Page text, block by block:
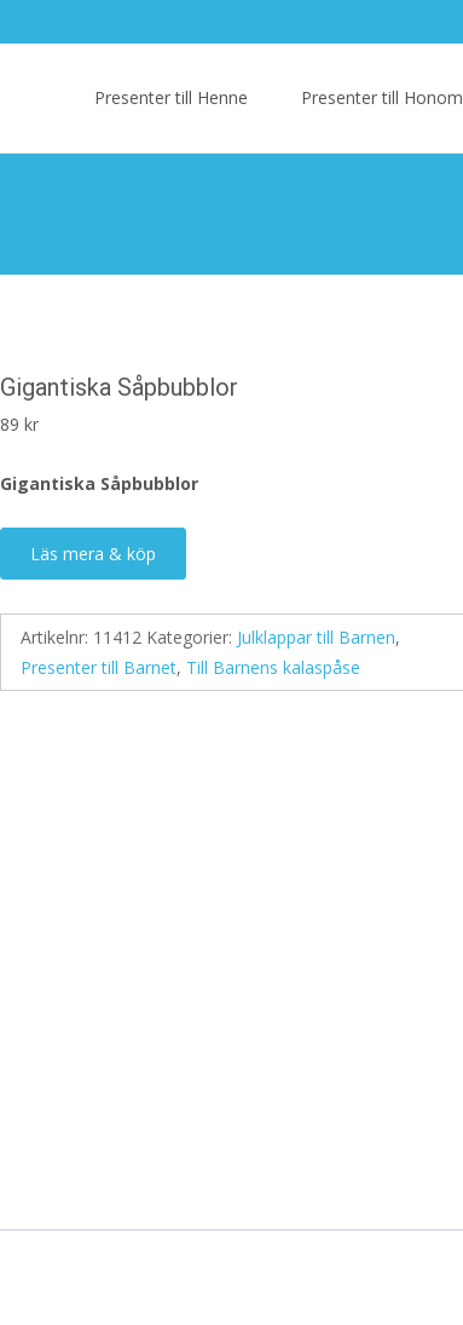
Presenter till Henne Presenter till Honom
Gigantiska Såpbubblor
89kr
Gigantiska Såpbubblor
Läs mera & köp
Artikelnr: 11412 Kategorier: Julklappar till Barnen,
Presenter till Barnet, Till Barnens kalaspåse